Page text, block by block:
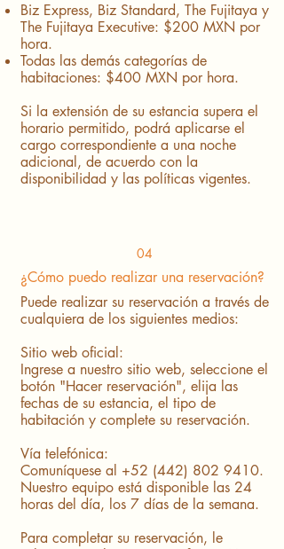
Biz Express, Biz Standard, The Fujitaya y
The Fujitaya Executive: $200 MXN por
hora.
Todas las demás categorías de
habitaciones: $400 MXN por hora.
Si la extensión de su estancia supera el
horario permitido, podrá aplicarse el
cargo correspondiente a una noche
adicional, de acuerdo con la
disponibilidad y las políticas vigentes.
04
¿Cómo puedo realizar una reservación?
Puede realizar su reservación a través de
cualquiera de los siguientes medios:
Sitio web oficial:
Ingrese a nuestro sitio web, seleccione el
botón "Hacer reservación", elija las
fechas de su estancia, el tipo de
habitación y complete su reservación.
Vía telefónica:
Comuníquese al +52 (442) 802 9410.
Nuestro equipo está disponible las 24
horas del día, los 7 días de la semana.
Para completar su reservación, le